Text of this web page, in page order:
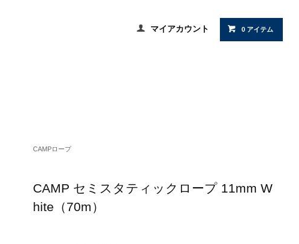
マイアカウント 0 アイテム
CAMPロープ
CAMP セミスタティックロープ 11mm W
hite（70m）